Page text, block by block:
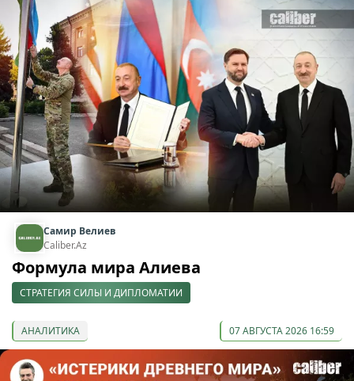
Самир Велиев
Caliber.Az
Формула мира Алиева
СТРАТЕГИЯ СИЛЫ И ДИПЛОМАТИИ
АНАЛИТИКА 07 АВГУСТА 2026 16:59